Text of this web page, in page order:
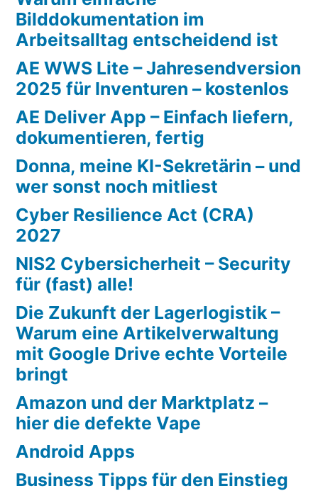
Bilddokumentation im
Arbeitsalltag entscheidend ist
AE WWS Lite – Jahresendversion
2025 für Inventuren – kostenlos
AE Deliver App – Einfach liefern,
dokumentieren, fertig
Donna, meine KI-Sekretärin – und
wer sonst noch mitliest
Cyber Resilience Act (CRA)
2027
NIS2 Cybersicherheit – Security
für (fast) alle!
Die Zukunft der Lagerlogistik –
Warum eine Artikelverwaltung
mit Google Drive echte Vorteile
bringt
Amazon und der Marktplatz –
hier die defekte Vape
Android Apps
Business Tipps für den Einstieg